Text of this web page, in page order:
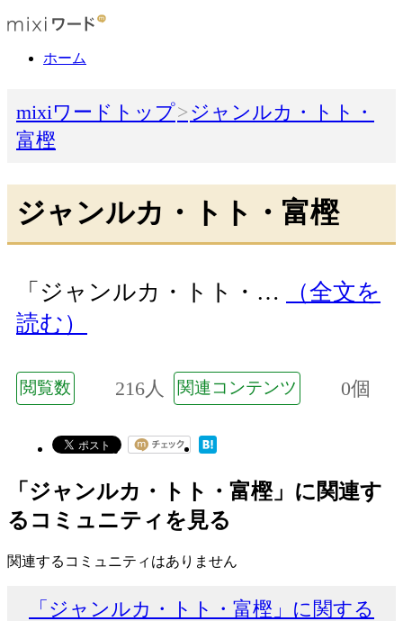
ホーム
mixiワードトップ
ジャンルカ・トト・
富樫
ジャンルカ・トト・富樫
「ジャンルカ・トト・…
（全文を
読む）
閲覧数 216人 関連コンテンツ 0個
「ジャンルカ・トト・富樫」に関連す
るコミュニティを見る
関連するコミュニティはありません
「ジャンルカ・トト・富樫」に関する